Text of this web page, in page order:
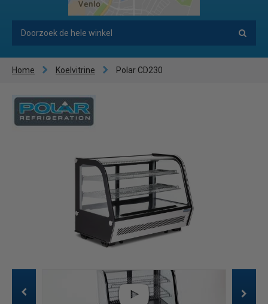
Home Koelvitrine Polar CD230